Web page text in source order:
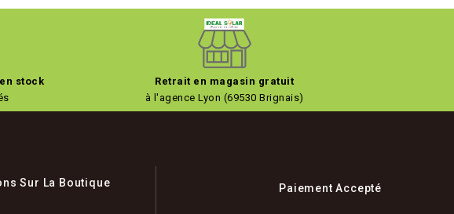
stock
Retrait en magasin gratuit
à l'agence Lyon (69530 Brignais)
Sur La Boutique Paiement Accepté